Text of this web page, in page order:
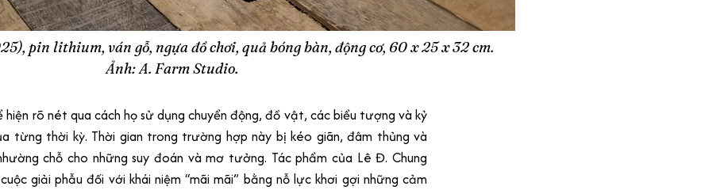
pin lithium, ván gỗ, ngựa đồ chơi, quả bóng bàn, động cơ, 60 x 25 x 32 cm.
Ảnh: A. Farm Studio.
hiện rõ nét qua cách họ sử dụng chuyển động, đồ vật, các biểu tượng và kỷ
từng thời kỳ. Thời gian trong trường hợp này bị kéo giãn, đâm thủng và
chỗ cho những suy đoán và mơ tưởng. Tác phẩm của Lê Đ. Chung
giải phẫu đối với khái niệm “mãi mãi” bằng nỗ lực khơi gợi những cảm